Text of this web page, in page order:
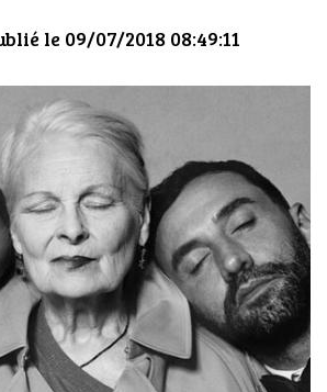
DÉFILÉS
BOUTIQUE
CULTURE
HIGH TECH
MAISON
AUTO
TENDANCES
le 09/07/2018 08:49:11